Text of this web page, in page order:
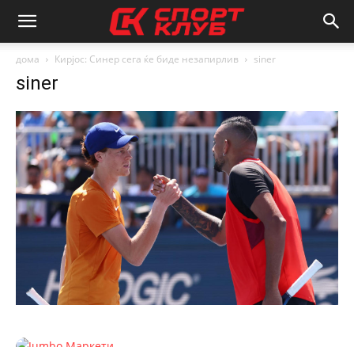
дома Кирјос: Синер сега ќе биде незапирлив siner
siner